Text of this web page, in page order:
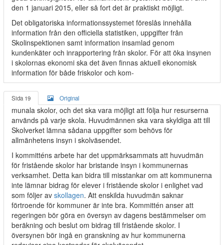
den 1 januari 2015, eller så fort det är praktiskt möjligt.
Det obligatoriska informationssystemet föreslås innehålla
information från den officiella statistiken, uppgifter från
Skolinspektionen samt information insamlad genom
kundenkäter och inrapportering från skolor. För att öka insynen
i skolornas ekonomi ska det även finnas aktuell ekonomisk
information för både friskolor och kom-
Sida 19 Original
munala skolor, och det ska vara möjligt att följa hur resurserna
används på varje skola. Huvudmännen ska vara skyldiga att till
Skolverket lämna sådana uppgifter som behövs för
allmänhetens insyn i skolväsendet.
I kommitténs arbete har det uppmärksammats att huvudmän
för fristående skolor har bristande insyn i kommunernas
verksamhet. Detta kan bidra till misstankar om att kommunerna
inte lämnar bidrag för elever i fristående skolor i enlighet vad
som följer av skollagen. Att enskilda huvudmän saknar
förtroende för kommuner är inte bra. Kommittén anser att
regeringen bör göra en översyn av dagens bestämmelser om
beräkning och beslut om bidrag till fristående skolor. I
översynen bör ingå en granskning av hur kommunerna